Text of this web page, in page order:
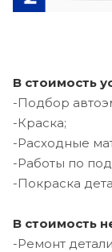
В стоимость
-Подбор
-Краска;
-Расходные
-Работы по
-Покраска
В стоимость
-Ремонт